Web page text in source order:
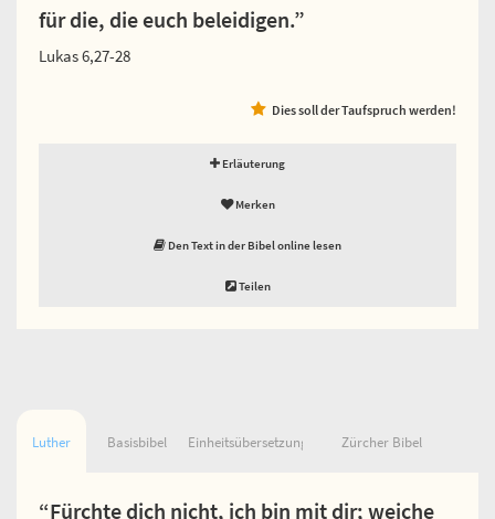
für die, die euch beleidigen.”
Lukas 6,27-28
Dies soll der Taufspruch werden!
Erläuterung
Merken
Den Text in der Bibel online lesen
Teilen
Luther Basisbibel Einheitsübersetzung Zürcher Bibel
“Fürchte dich nicht, ich bin mit dir; weiche